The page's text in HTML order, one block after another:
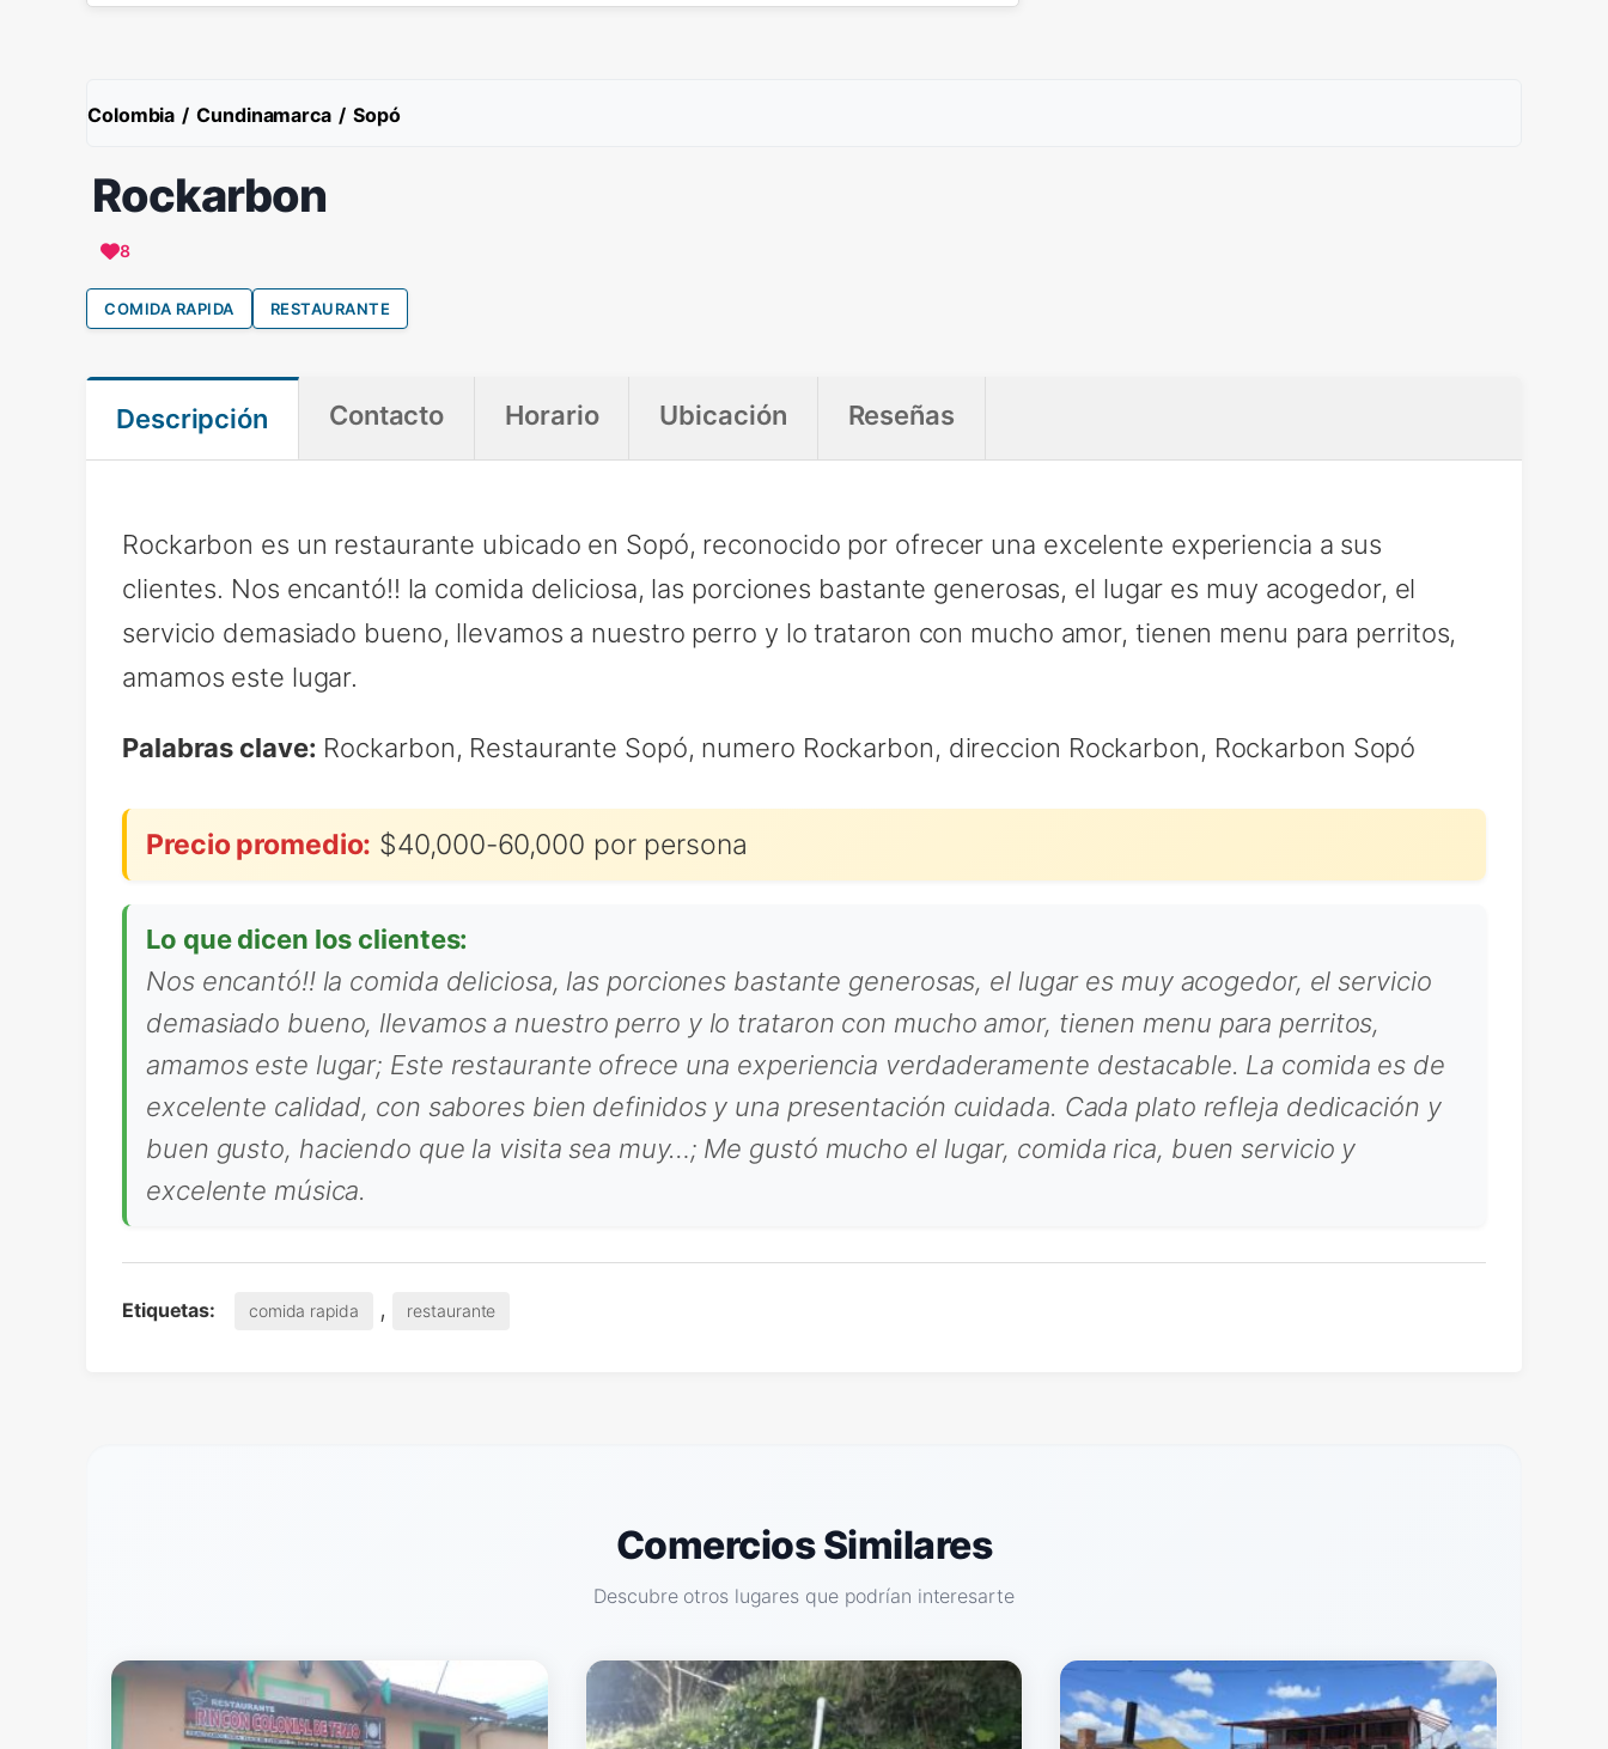
Colombia / Cundinamarca / Sopó
Rockarbon
8
COMIDA RAPIDA RESTAURANTE
Descripción Contacto Horario Ubicación Reseñas
Rockarbon es un restaurante ubicado en Sopó, reconocido por ofrecer una excelente experiencia a sus
clientes. Nos encantó!! la comida deliciosa, las porciones bastante generosas, el lugar es muy acogedor, el
servicio demasiado bueno, llevamos a nuestro perro y lo trataron con mucho amor, tienen menu para perritos,
amamos este lugar.
Palabras clave: Rockarbon, Restaurante Sopó, numero Rockarbon, direccion Rockarbon, Rockarbon Sopó
Precio promedio: $40,000-60,000 por persona
Lo que dicen los clientes:
Nos encantó!! la comida deliciosa, las porciones bastante generosas, el lugar es muy acogedor, el servicio
demasiado bueno, llevamos a nuestro perro y lo trataron con mucho amor, tienen menu para perritos,
amamos este lugar; Este restaurante ofrece una experiencia verdaderamente destacable. La comida es de
excelente calidad, con sabores bien definidos y una presentación cuidada. Cada plato refleja dedicación y
buen gusto, haciendo que la visita sea muy…; Me gustó mucho el lugar, comida rica, buen servicio y
excelente música.
Etiquetas: comida rapida , restaurante
Comercios Similares
Descubre otros lugares que podrían interesarte